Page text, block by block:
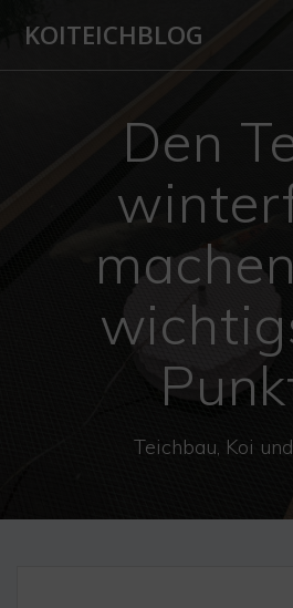
KOITEICHBLOG
Den
Teichbau, Koi